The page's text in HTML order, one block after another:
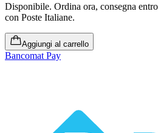
Disponibile. Ordina ora, consegna
con Poste Italiane.
Aggiungi al carrello
Bancomat Pay